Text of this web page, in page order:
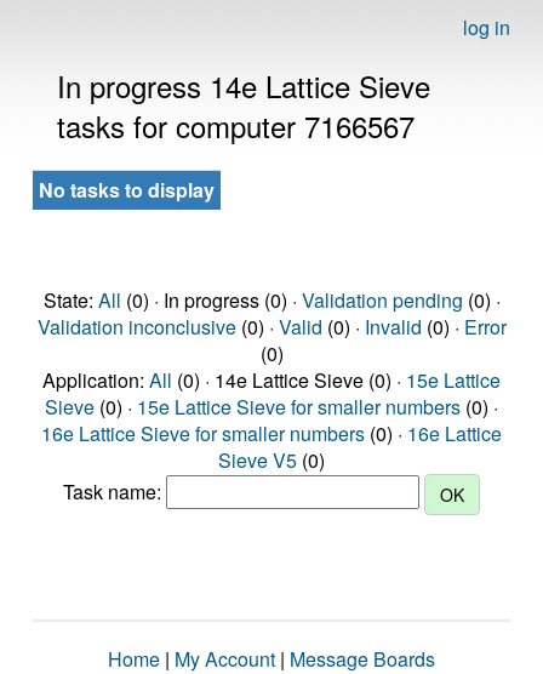
log in
In progress 14e Lattice Sieve
tasks for computer 7166567
No tasks to display
State: All (0) · In progress (0) · Validation pending (0) ·
Validation inconclusive(0) · Valid (0) · Invalid (0) · Error
(0)
Application: All (0) · 14e Lattice Sieve (0) · 15e Lattice
Sieve (0) · 15e Lattice Sieve for smaller numbers (0) ·
16e Lattice Sieve for smaller numbers (0) · 16e Lattice
Sieve V5 (0)
Task name:
Home | My Account | Message Boards